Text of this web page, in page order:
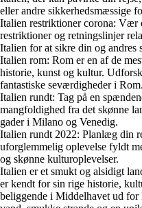
eller andre sikkerhedsmæssige
Italien restriktioner corona: Vær
restriktioner og retningslinjer
Italien for at sikre din og andres
Italien rom: Rom er en af de
historie, kunst og kultur.
fantastiske seværdigheder i Rom.
Italien rundt: Tag på en
mangfoldighed fra det skønne
gader i Milano og Venedig.
Italien rundt 2022: Planlæg din
uforglemmelig oplevelse fyldt
og skønne kulturoplevelser.
Italien er et smukt og alsidigt
er kendt for sin rige historie,
beliggende i Middelhavet ud